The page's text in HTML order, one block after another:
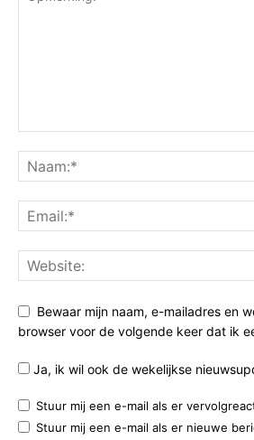
Bewaar mijn naam, e-mailadres en
browser voor de volgende keer dat ik
Ja, ik wil ook de wekelijkse
Stuur mij een e-mail als er
Stuur mij een e-mail als er nieuwe